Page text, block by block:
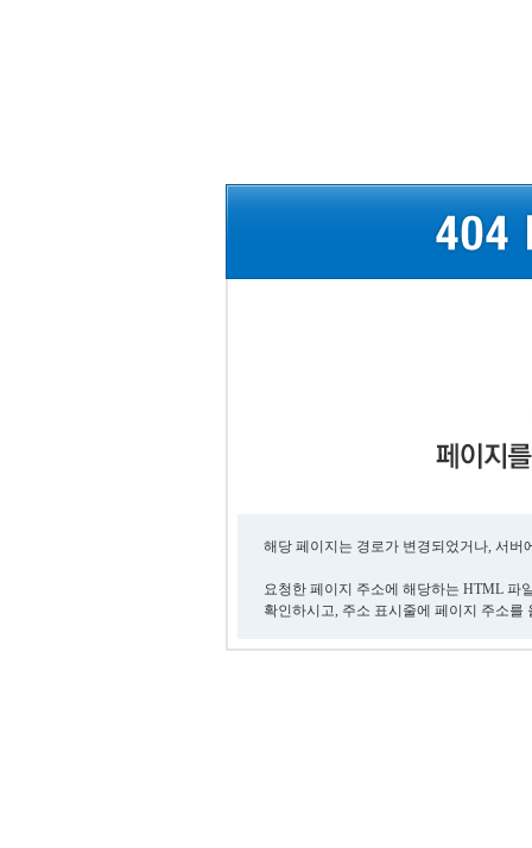
해당 페이지는 경로가 변경되었거나, 서
요청한 페이지 주소에 해당하는 HTML 파
확인하시고, 주소 표시줄에 페이지 주소